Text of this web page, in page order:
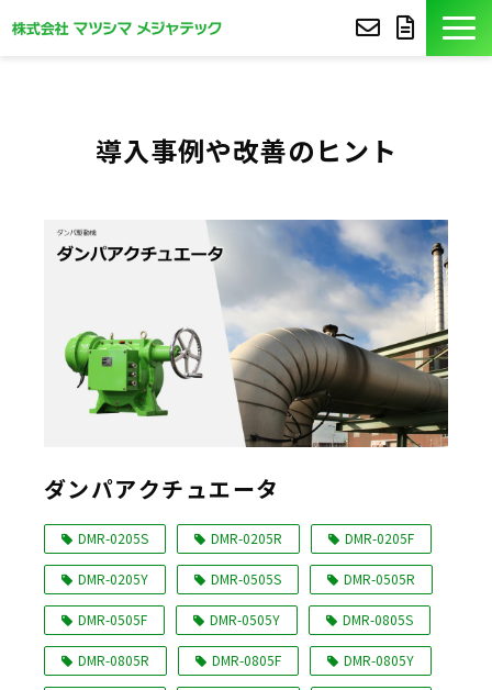
セミナー
よくあるご質問
Language
導入事例や改善のヒント
ダンパアクチュエータ
DMR-0205S DMR-0205R DMR-0205F
DMR-0205Y DMR-0505S DMR-0505R
DMR-0505F DMR-0505Y DMR-0805S
DMR-0805R DMR-0805F DMR-0805Y